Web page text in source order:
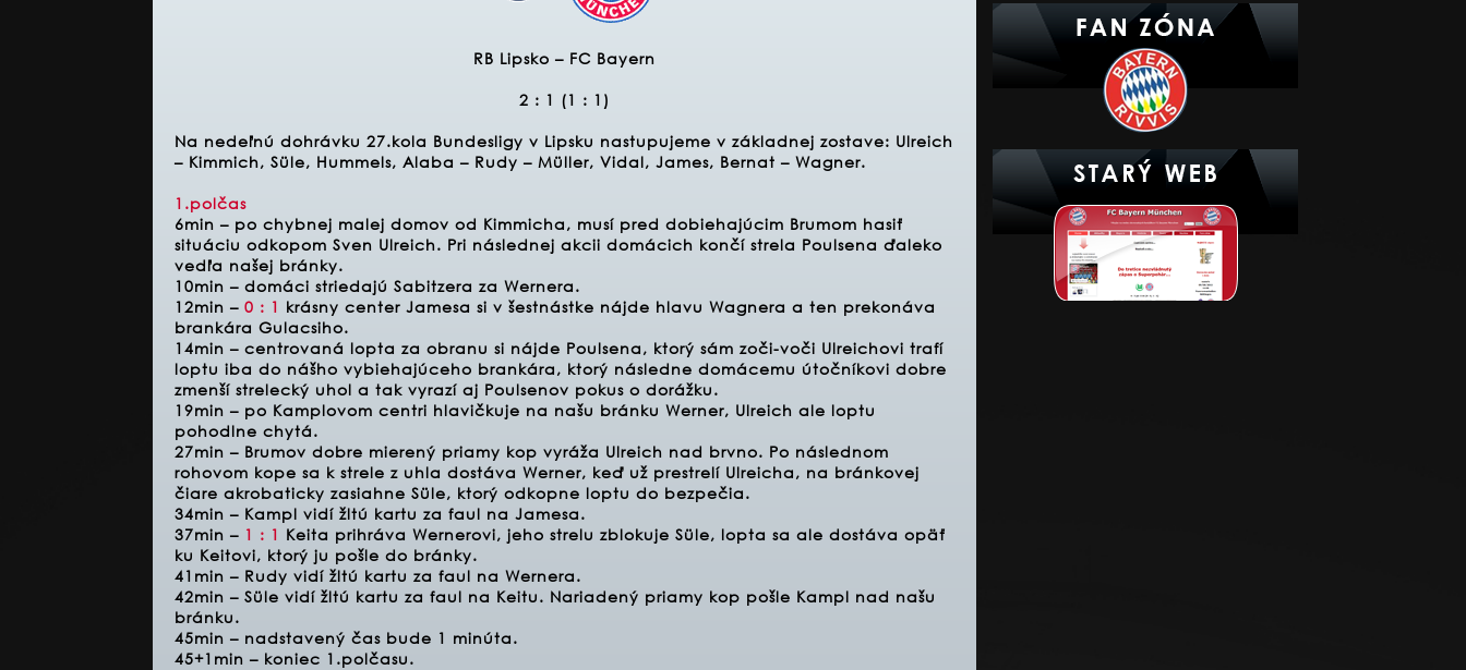
RB Lipsko – FC Bayern
2 : 1 (1 : 1)
Na nedeľnú dohrávku 27.kola Bundesligy v Lipsku nastupujeme v základnej zostave: Ulreich
– Kimmich, Süle, Hummels, Alaba – Rudy – Müller, Vidal, James, Bernat – Wagner.
1.polčas
6min – po chybnej malej domov od Kimmicha, musí pred dobiehajúcim Brumom hasiť
situáciu odkopom Sven Ulreich. Pri následnej akcii domácich končí strela Poulsena ďaleko
vedľa našej bránky.
10min – domáci striedajú Sabitzera za Wernera.
12min – 0 : 1 krásny center Jamesa si v šestnástke nájde hlavu Wagnera a ten prekonáva
brankára Gulacsiho.
14min – centrovaná lopta za obranu si nájde Poulsena, ktorý sám zoči-voči Ulreichovi trafí
loptu iba do nášho vybiehajúceho brankára, ktorý následne domácemu útočníkovi dobre
zmenší strelecký uhol a tak vyrazí aj Poulsenov pokus o dorážku.
19min – po Kamplovom centri hlavičkuje na našu bránku Werner, Ulreich ale loptu
pohodlne chytá.
27min – Brumov dobre mierený priamy kop vyráža Ulreich nad brvno. Po následnom
rohovom kope sa k strele z uhla dostáva Werner, keď už prestrelí Ulreicha, na bránkovej
čiare akrobaticky zasiahne Süle, ktorý odkopne loptu do bezpečia.
34min – Kampl vidí žltú kartu za faul na Jamesa.
37min –1 : 1 Keita prihráva Wernerovi, jeho strelu zblokuje Süle, lopta sa ale dostáva opäť
ku Keitovi, ktorý ju pošle do bránky.
41min – Rudy vidí žltú kartu za faul na Wernera.
42min – Süle vidí žltú kartu za faul na Keitu. Nariadený priamy kop pošle Kampl nad našu
bránku.
45min – nadstavený čas bude 1 minúta.
45+1min – koniec 1.polčasu.